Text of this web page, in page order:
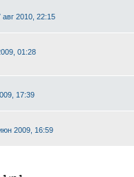
авг 2010, 22:15
01:28
17:39
2009, 16:59